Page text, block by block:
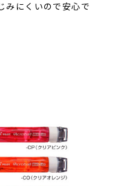
みにくいので安心で